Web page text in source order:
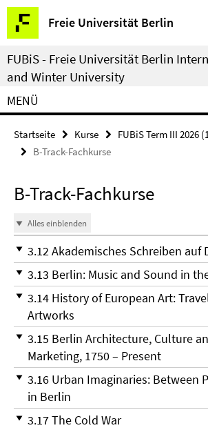
Springe
direkt
zu
Inhalt
Freie Universität Berlin
Service-
Navigation
FUBiS - Freie Universität Berlin
and Winter University
MENÜ
Startseite Kurse
FUBiS Term III 2026
B-Track-Fachkurse
B-Track-Fachkurse
Alles einblenden
3.12 Akademisches Schreiben auf
3.13 Berlin: Music and Sound in
3.14 History of European Art:
Artworks
3.15 Berlin Architecture, Culture
Marketing, 1750 – Present
3.16 Urban Imaginaries: Between
in Berlin
3.17 The Cold War